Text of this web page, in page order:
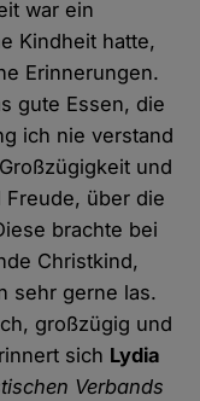
war ein
Kindheit hatte,
Erinnerungen.
gute Essen, die
ich nie verstand
und
Freude, über die
brachte bei
Christkind,
sehr gerne las.
großzügig und
sich Lydia
Verbands